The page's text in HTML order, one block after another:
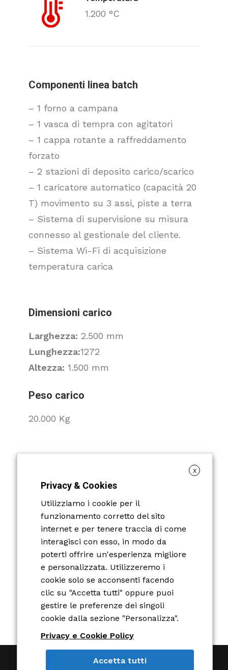
1.200 °C
Componenti linea batch
– 1 forno a campana
– 1 vasca di tempra con agitatori
– 1 cappa rotante a raffreddamento
forzato
– 2 stazioni di deposito carico/scarico
– 1 caricatore automatico (capacità 20
T) movimento su 3 assi, piste a terra
– Sistema di supervisione su misura
connesso al gestionale del cliente.
– Sistema Wi-Fi di acquisizione
temperatura carica
Dimensioni carico
Larghezza: 2.500 mm
Lunghezza:1272
Altezza: 1.500 mm
Peso carico
20.000 Kg
X
Privacy & Cookies
Utilizziamo i cookie per il
funzionamento corretto del sito
internet e per tenere traccia di come
interagisci con esso, in modo da
poterti offrire un'esperienza migliore
e personalizzata. Utilizzeremo i
cookie solo se acconsenti facendo
clic su "Accetta tutti" oppure puoi
gestire le preferenze dei singoli
cookie dalla sezione "Personalizza".
Privacy e Cookie Policy
Accetta tutti